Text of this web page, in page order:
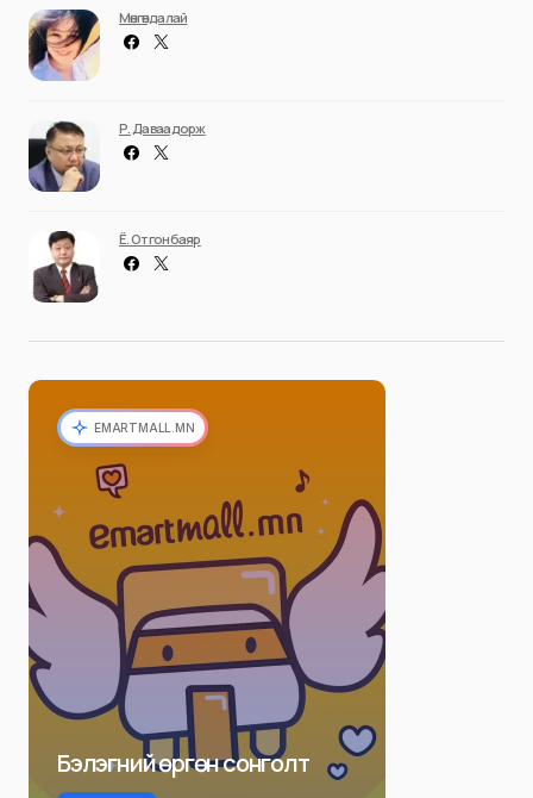
Мөнгөндалай
Р. Даваадорж
Ё. Отгонбаяр
EMARTMALL.MN
Бэлэгний өргөн сонголт